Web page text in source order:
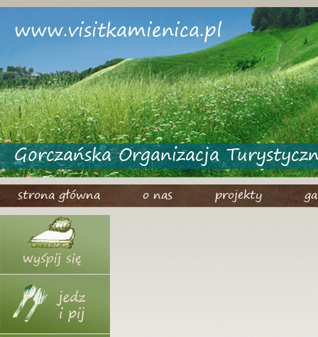
www.visitkamienica.pl
Gorczańska Organizacja
strona główna o nas projekty